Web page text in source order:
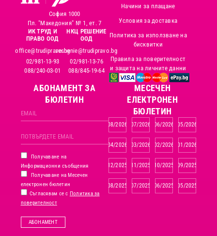
София 1000
Пл. "Македония" № 1, ет. 7
ИК ТРУД И
ПРАВО ООД
office@trudipravo.bg
02/981-13-93
088/240-03-01
НКЦ РЕШЕНИЕ
ООД
reshenie@trudipravo.bg
02/981-13-76
088/845-19-64
Начини за плащане
Условия за доставка
Политика за използване на
бисквитки
Правила за поверителност
и защита на личните данни
АБОНАМЕНТ ЗА
БЮЛЕТИН
Получаване на
Информационни съобщения
Получаване на Месечен
електронен бюлетин
Съгласявам се с Политика за
поверителност
АБОНАМЕНТ
MЕСЕЧЕН
ЕЛЕКТРОНЕН
БЮЛЕТИН
08/2026 07/2026 06/2026 05/2026
04/2026 03/2026 02/2026 01/2026
12/2025 11/2025 10/2025 09/2025
08/2025 07/2025 06/2025 05/2025